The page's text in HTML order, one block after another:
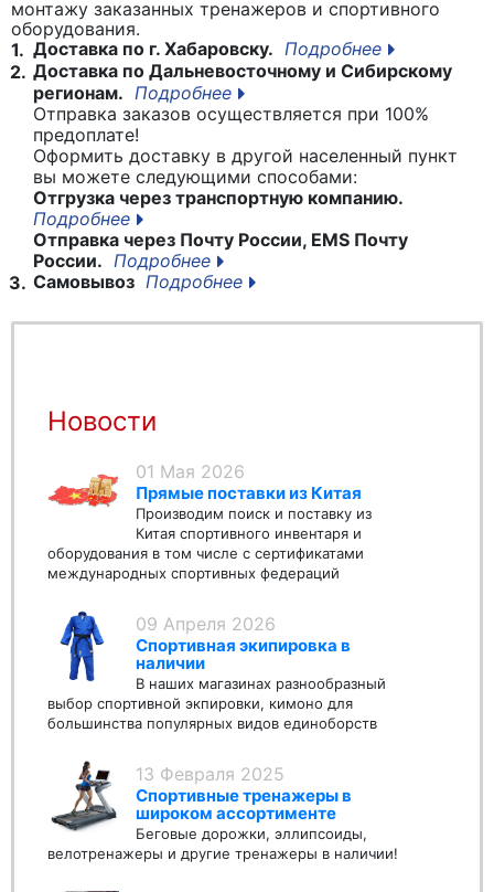
монтажу заказанных тренажеров и спортивного
оборудования.
1. Доставка по г. Хабаровску. Подробнее
2. Доставка по Дальневосточному и Сибирскому
регионам. Подробнее
Отправка заказов осуществляется при 100%
предоплате!
Оформить доставку в другой населенный пункт
вы можете следующими способами:
Отгрузка через транспортную компанию.
Подробнее
Отправка через Почту России, EMS Почту
России. Подробнее
3. Самовывоз Подробнее
Новости
01 Мая 2026
Прямые поставки из Китая
Производим поиск и поставку из
Китая спортивного инвентаря и
оборудования в том числе с сертификатами
международных спортивных федераций
09 Апреля 2026
Спортивная экипировка в
наличии
В наших магазинах разнообразный
выбор спортивной экпировки, кимоно для
большинства популярных видов единоборств
13 Февраля 2025
Спортивные тренажеры в
широком ассортименте
Беговые дорожки, эллипсоиды,
велотренажеры и другие тренажеры в наличии!